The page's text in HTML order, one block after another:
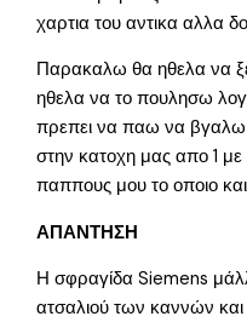
χαρτια του αντικα αλλα
Παρακαλω θα ηθελα να
ηθελα να το πουλησω
πρεπει να παω να βγαλω
στην κατοχη μας απο 1
παππους μου το οποιο
ΑΠΑΝΤΗΣΗ
Η σφραγίδα Siemens
ατσαλιού των καννών